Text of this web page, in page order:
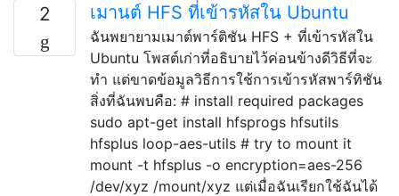
2 เมานต์ HFS ที่เข้ารหัสใน Ubuntu
ฉันพยายามเมาต์พาร์ติชัน HFS + ที่เข้ารหัสใน
Ubuntu โพสต์เก่าที่อธิบายไว้ค่อนข้างดีวิธีที่จะ
ทำ แต่ขาดข้อมูลวิธีการใช้การเข้ารหัสพาร์ทิชัน
สิ่งที่ฉันพบคือ: # install required packages
sudo apt-get install hfsprogs hfsutils
hfsplus loop-aes-utils # try to mount it
mount -t hfsplus -o encryption=aes-256
/dev/xyz /mount/xyz แต่เมื่อฉันเรียกใช้ฉันได้